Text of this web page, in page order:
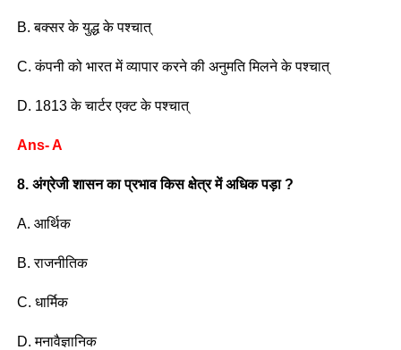
B. बक्सर के युद्ध के पश्चात्
C. कंपनी को भारत में व्यापार करने की अनुमति मिलने के पश्चात्
D. 1813 के चार्टर एक्ट के पश्चात्
Ans- A
8. अंग्रेजी शासन का प्रभाव किस क्षेत्र में अधिक पड़ा ?
A. आर्थिक
B. राजनीतिक
C. धार्मिक
D. मनावैज्ञानिक